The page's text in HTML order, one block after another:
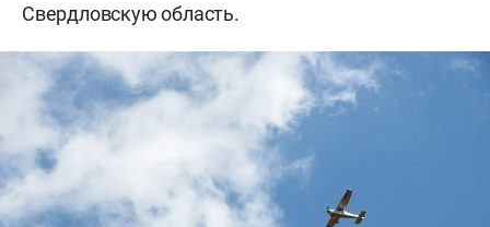
Свердловскую область.